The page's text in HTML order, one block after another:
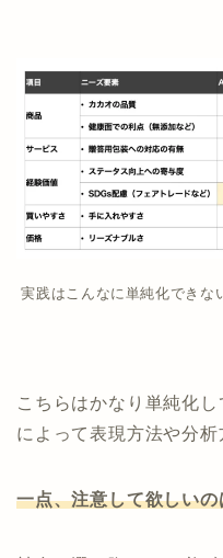
実践はこんなに単純化できな
こちらはかなり単純化
によって表現方法や分析
一点、注意して欲しい